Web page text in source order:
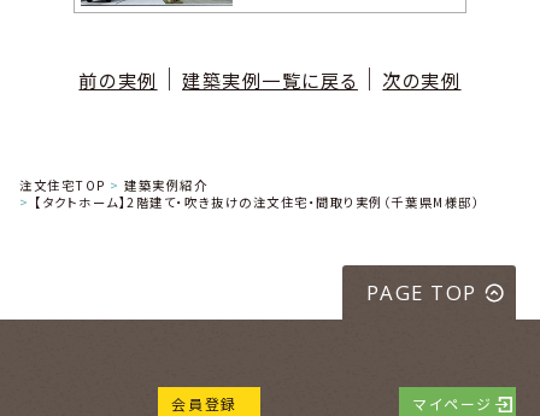
前の実例 ｜建築実例一覧に戻る ｜ 次の実例
注文住宅TOP
建築実例紹介
【タクトホーム】2階建て・吹き抜けの注文住宅・間取り実例（千葉県M様邸）
PAGE TOP
会員登録 マイページ